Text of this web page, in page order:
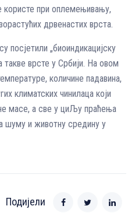
користе при оплемењивању,
дрвенастих врста.
посјетили „биоиндикацијску
такве врсте у Србији. На овом
количине падавина,
климатских чинилаца који
масе, а све у циЉу праћења
шуму и животну средину у
Подијели